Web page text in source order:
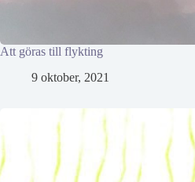
Att göras till flykting
9 oktober, 2021